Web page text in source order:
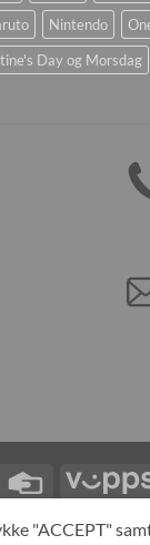
Nintendo
Day og Morsdag
Credit
Card
MIN KONTO ALL
"ACCEPT"